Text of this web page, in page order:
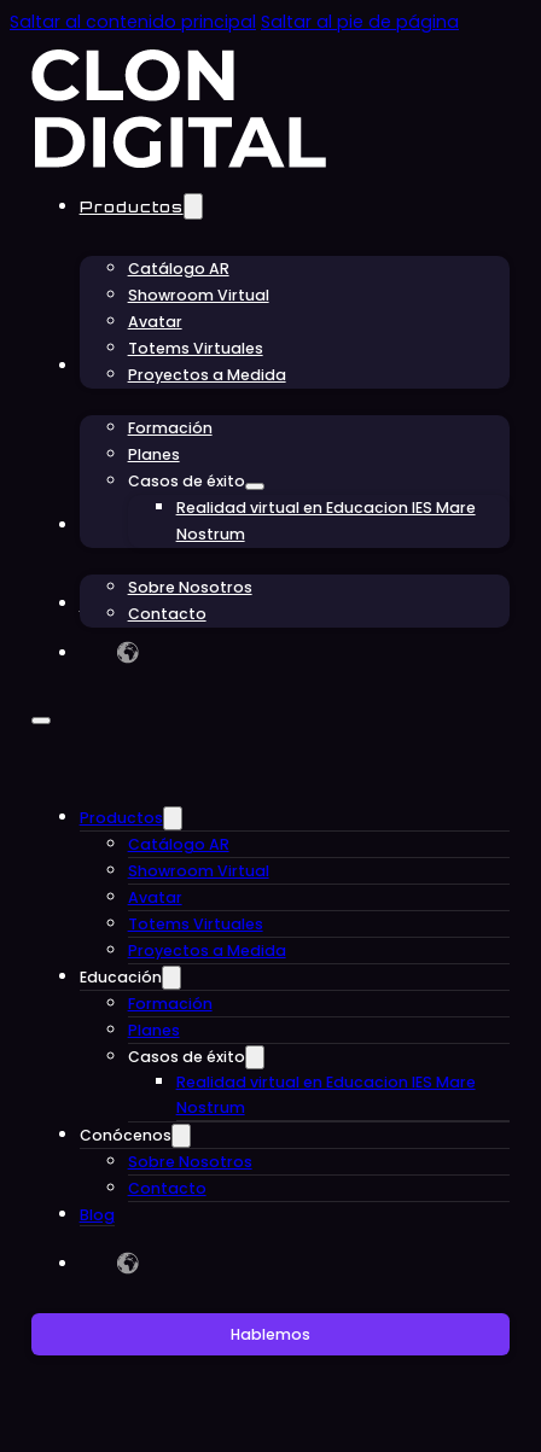
Saltar al contenido principal Saltar al pie de página
Productos
Catálogo AR
Showroom Virtual
Avatar
Totems Virtuales
Proyectos a Medida
Educación
Formación
Planes
Casos de éxito
Realidad virtual en Educacion IES Mare
Nostrum
Conócenos
Sobre Nosotros
Contacto
Productos
Catálogo AR
Showroom Virtual
Avatar
Totems Virtuales
Proyectos a Medida
Educación
Formación
Planes
Casos de éxito
Realidad virtual en Educacion IES Mare
Nostrum
Conócenos
Sobre Nosotros
Contacto
Blog
Hablemos